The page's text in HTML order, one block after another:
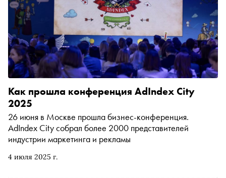
4 июля 2025 г.
Как прошла конференция AdIndex City
2025
26 июня в Москве прошла бизнес-конференция.
AdIndex City собрал более 2000 представителей
индустрии маркетинга и рекламы